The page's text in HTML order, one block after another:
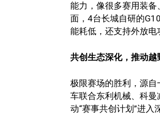
能力，像很多赛用装
面，4台长城自研的
能耗低，还支持外放电
共创生态深化，推动越
极限赛场的胜利，源
车联合东利机械、科曼
动“赛事共创计划”进入